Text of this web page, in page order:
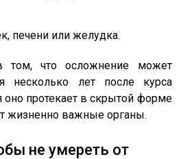
печени или желудка.
том, что осложнение может
несколько лет после курса
оно протекает в скрытой форме
жизненно важные органы.
не умереть от